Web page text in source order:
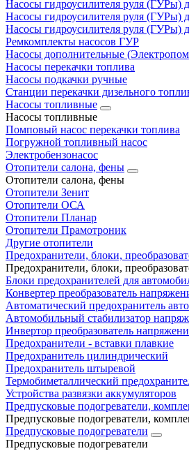
Насосы гидроусилителя руля (ГУРы)
Насосы гидроусилителя руля (ГУРы)
Насосы гидроусилителя руля (ГУРы)
Ремкомплекты насосов ГУР
Насосы дополнительные
Насосы перекачки топлива
Насосы подкачки ручные
Станции перекачки дизельного
Насосы топливные
Насосы топливные
Помповый насос перекачки топлива
Погружной топливный насос
Электробензонасос
Отопители салона, фены
Отопители салона, фены
Отопители Зенит
Отопители ОСА
Отопители Планар
Отопители Прамотроник
Другие отопители
Предохранители, блоки,
Предохранители, блоки,
Блоки предохранителей для
Конвертер преобразователь
Автоматический предохранитель
Автомобильный стабилизатор
Инвертор преобразователь
Предохранители - вставки плавкие
Предохранитель цилиндрический
Предохранитель штыревой
Термобиметаллический
Устройства развязки аккумуляторов
Предпусковые подогреватели,
Предпусковые подогреватели,
Предпусковые подогреватели
Предпусковые подогреватели